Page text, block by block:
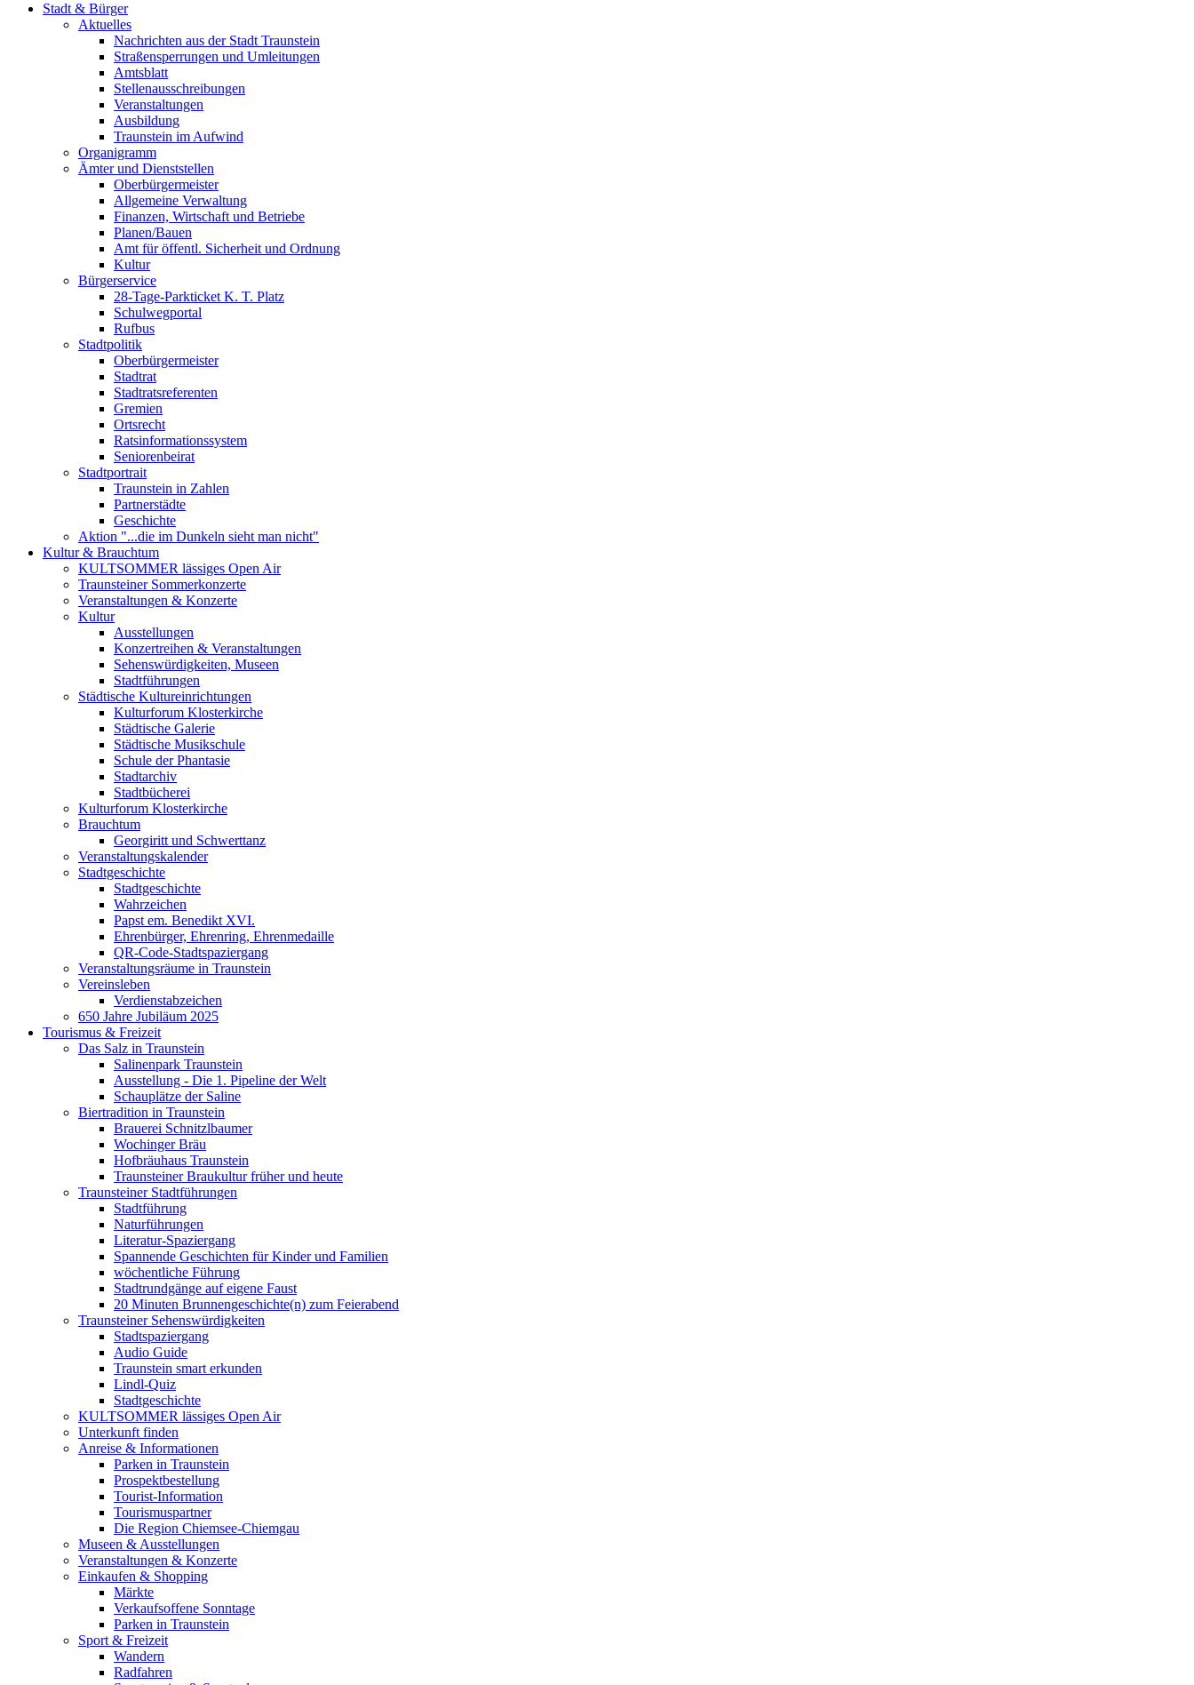
Stadt & Bürger
Aktuelles
Nachrichten aus der Stadt Traunstein
Straßensperrungen und Umleitungen
Amtsblatt
Stellenausschreibungen
Veranstaltungen
Ausbildung
Traunstein im Aufwind
Organigramm
Ämter und Dienststellen
Oberbürgermeister
Allgemeine Verwaltung
Finanzen, Wirtschaft und Betriebe
Planen/Bauen
Amt für öffentl. Sicherheit und Ordnung
Kultur
Bürgerservice
28-Tage-Parkticket K. T. Platz
Schulwegportal
Rufbus
Stadtpolitik
Oberbürgermeister
Stadtrat
Stadtratsreferenten
Gremien
Ortsrecht
Ratsinformationssystem
Seniorenbeirat
Stadtportrait
Traunstein in Zahlen
Partnerstädte
Geschichte
Aktion "...die im Dunkeln sieht man nicht"
Kultur & Brauchtum
KULTSOMMER lässiges Open Air
Traunsteiner Sommerkonzerte
Veranstaltungen & Konzerte
Kultur
Ausstellungen
Konzertreihen & Veranstaltungen
Sehenswürdigkeiten, Museen
Stadtführungen
Städtische Kultureinrichtungen
Kulturforum Klosterkirche
Städtische Galerie
Städtische Musikschule
Schule der Phantasie
Stadtarchiv
Stadtbücherei
Kulturforum Klosterkirche
Brauchtum
Georgiritt und Schwerttanz
Veranstaltungskalender
Stadtgeschichte
Stadtgeschichte
Wahrzeichen
Papst em. Benedikt XVI.
Ehrenbürger, Ehrenring, Ehrenmedaille
QR-Code-Stadtspaziergang
Veranstaltungsräume in Traunstein
Vereinsleben
Verdienstabzeichen
650 Jahre Jubiläum 2025
Tourismus & Freizeit
Das Salz in Traunstein
Salinenpark Traunstein
Ausstellung - Die 1. Pipeline der Welt
Schauplätze der Saline
Biertradition in Traunstein
Brauerei Schnitzlbaumer
Wochinger Bräu
Hofbräuhaus Traunstein
Traunsteiner Braukultur früher und heute
Traunsteiner Stadtführungen
Stadtführung
Naturführungen
Literatur-Spaziergang
Spannende Geschichten für Kinder und Familien
wöchentliche Führung
Stadtrundgänge auf eigene Faust
20 Minuten Brunnengeschichte(n) zum Feierabend
Traunsteiner Sehenswürdigkeiten
Stadtspaziergang
Audio Guide
Traunstein smart erkunden
Lindl-Quiz
Stadtgeschichte
KULTSOMMER lässiges Open Air
Unterkunft finden
Anreise & Informationen
Parken in Traunstein
Prospektbestellung
Tourist-Information
Tourismuspartner
Die Region Chiemsee-Chiemgau
Museen & Ausstellungen
Veranstaltungen & Konzerte
Einkaufen & Shopping
Märkte
Verkaufsoffene Sonntage
Parken in Traunstein
Sport & Freizeit
Wandern
Radfahren